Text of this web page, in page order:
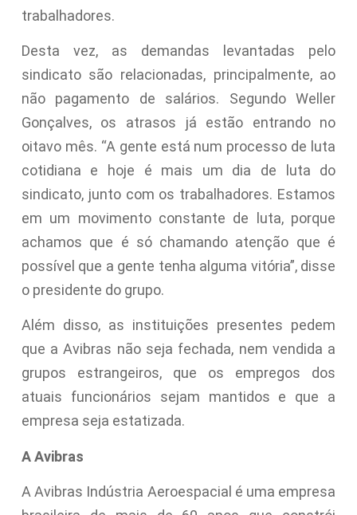
trabalhadores.
Desta vez, as demandas levantadas pelo
sindicato são relacionadas, principalmente, ao
não pagamento de salários. Segundo Weller
Gonçalves, os atrasos já estão entrando no
oitavo mês. “A gente está num processo de luta
cotidiana e hoje é mais um dia de luta do
sindicato, junto com os trabalhadores. Estamos
em um movimento constante de luta, porque
achamos que é só chamando atenção que é
possível que a gente tenha alguma vitória”, disse
o presidente do grupo.
Além disso, as instituições presentes pedem
que a Avibras não seja fechada, nem vendida a
grupos estrangeiros, que os empregos dos
atuais funcionários sejam mantidos e que a
empresa seja estatizada.
A Avibras
A Avibras Indústria Aeroespacial é uma empresa